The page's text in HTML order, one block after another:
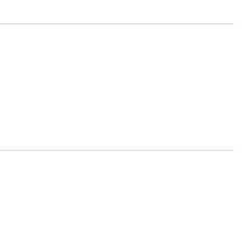
で20～30代のスタッフが活躍
来的に別エリアで更なる経験を
せし、マネージメント経験を積
ちろん、洋菓子会社で長年パテ